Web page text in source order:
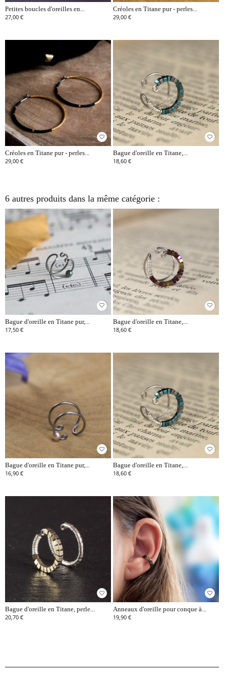
Petites boucles d'oreilles en...
27,00 €
Créoles en Titane pur - perles...
29,00 €
favorite_border
Créoles en Titane pur - perles...
29,00 €
favorite_border
Bague d'oreille en Titane,...
18,60 €
6 autres produits dans la même catégorie :
favorite_border
Bague d'oreille en Titane pur,...
17,50 €
favorite_border
Bague d'oreille en Titane,...
18,60 €
favorite_border
Bague d'oreille en Titane pur,...
16,90 €
favorite_border
Bague d'oreille en Titane,...
18,60 €
favorite_border
Bague d'oreille en Titane, perle...
20,70 €
favorite_border
Anneaux d'oreille pour conque à...
19,90 €